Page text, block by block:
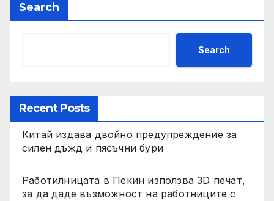
Search
Search
Recent Posts
Китай издава двойно предупреждение за
силен дъжд и пясъчни бури
Работилницата в Пекин използва 3D печат,
за да даде възможност на работниците с